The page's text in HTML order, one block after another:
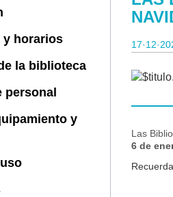
Las
6 de
y horarios
la biblioteca
personal
y